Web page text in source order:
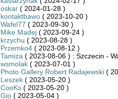
oskar( 2024-01-28 )
kontaktbawo( 2023-10-20 )
Wafel77 ( 2023-09-30 )
Mike Madej( 2023-09-24 )
krzychu ( 2023-08-28 )
Przemko4( 2023-08-12 )
Tamiza ( 2023-08-06 ) : Szczecin -
wsmolak( 2023-07-01 )
Photo Gallery Robert Radajewski(
Leszek( 2023-05-20 )
CooKs( 2023-05-20 )
Gio( 2023-05-04 )